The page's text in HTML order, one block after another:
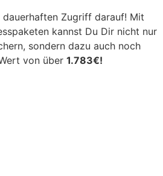
dauerhaften Zugriff darauf! Mit
kannst Du Dir nicht nur
sondern dazu auch noch
von über 1.783€!